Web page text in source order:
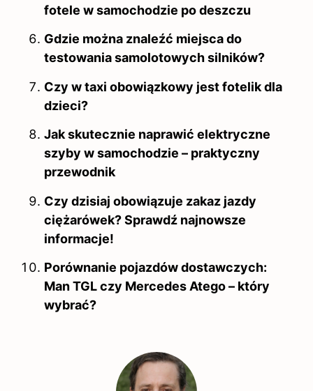
fotele w samochodzie po deszczu
Gdzie można znaleźć miejsca do
testowania samolotowych silników?
Czy w taxi obowiązkowy jest fotelik dla
dzieci?
Jak skutecznie naprawić elektryczne
szyby w samochodzie – praktyczny
przewodnik
Czy dzisiaj obowiązuje zakaz jazdy
ciężarówek? Sprawdź najnowsze
informacje!
Porównanie pojazdów dostawczych:
Man TGL czy Mercedes Atego – który
wybrać?